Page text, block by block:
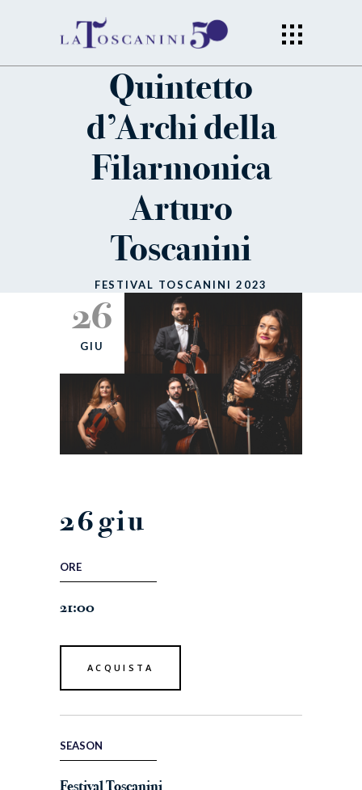
Quintetto
d’Archi della
Filarmonica
Arturo
Toscanini
FESTIVAL TOSCANINI 2023
26
GIU
26giu
ORE
21:00
ACQUISTA
SEASON
Festival Toscanini